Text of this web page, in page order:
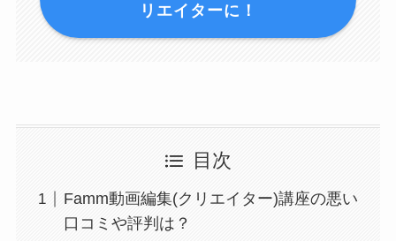
リエイターに！
目次
Famm動画編集(クリエイター)講座の悪い
口コミや評判は？